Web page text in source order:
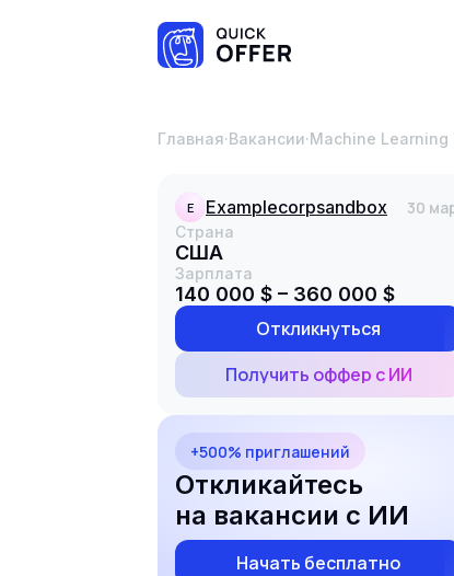
Главная·Вакансии· Machine
E examplecorpsandbox 30
Страна
США
Зарплата
140 000 $ – 360 000 $
Откликнуться
Получить оффер с ИИ
+500% приглашений
Откликайтесь
на вакансии с ИИ
Начать бесплатно